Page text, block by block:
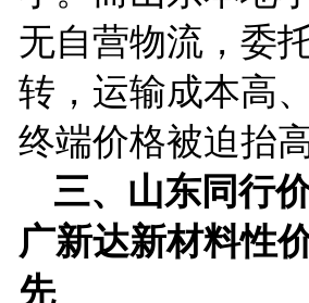
无自营物流，委
转，运输成本高
终端价格被迫抬高
三、山东同行
广新达新材料性
先